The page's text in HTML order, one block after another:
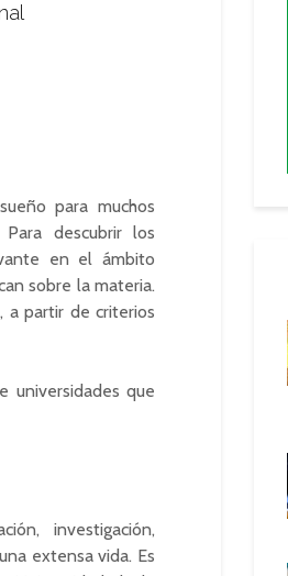
para muchos
descubrir los
en el ámbito
sobre la materia.
a partir de criterios
universidades que
investigación,
extensa vida. Es